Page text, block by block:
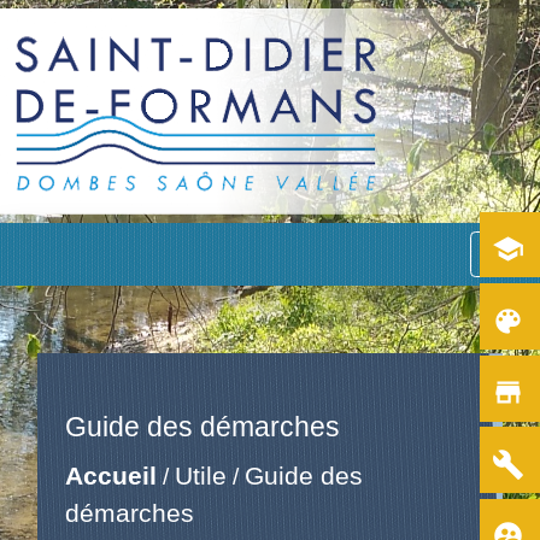
menu
Guide des démarches
Accueil / Utile / Guide des
démarches
school
color_lens
store
build